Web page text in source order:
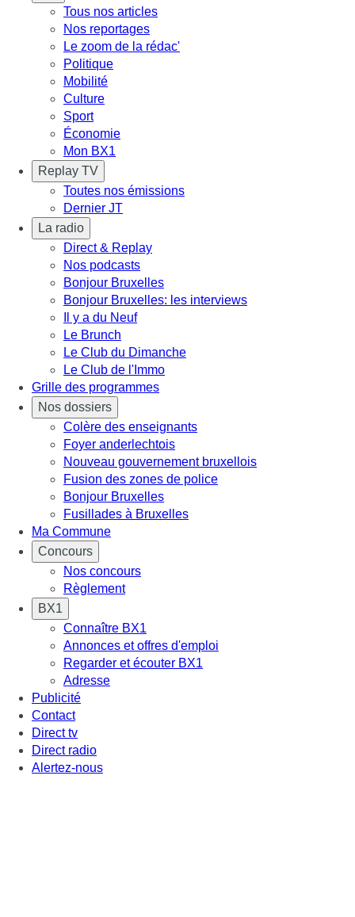
Tous nos articles
Nos reportages
Le zoom de la rédac'
Politique
Mobilité
Culture
Sport
Économie
Mon BX1
Replay TV
Toutes nos émissions
Dernier JT
La radio
Direct & Replay
Nos podcasts
Bonjour Bruxelles
Bonjour Bruxelles: les interviews
Il y a du Neuf
Le Brunch
Le Club du Dimanche
Le Club de l'Immo
Grille des programmes
Nos dossiers
Colère des enseignants
Foyer anderlechtois
Nouveau gouvernement bruxellois
Fusion des zones de police
Bonjour Bruxelles
Fusillades à Bruxelles
Ma Commune
Concours
Nos concours
Règlement
BX1
Connaître BX1
Annonces et offres d'emploi
Regarder et écouter BX1
Adresse
Publicité
Contact
Direct tv
Direct radio
Alertez-nous